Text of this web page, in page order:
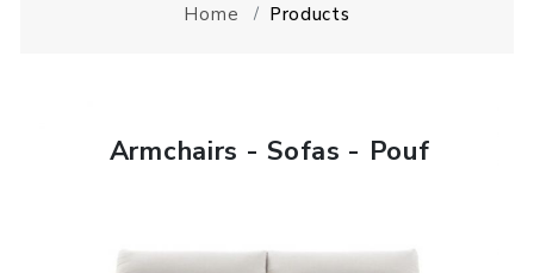
Home Products
Armchairs - Sofas - Pouf